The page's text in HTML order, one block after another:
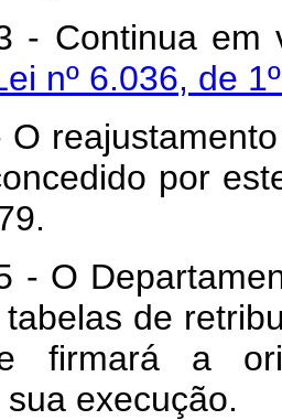
- Continua
nº 6.036, de
O
por
de
firmará a
execução.